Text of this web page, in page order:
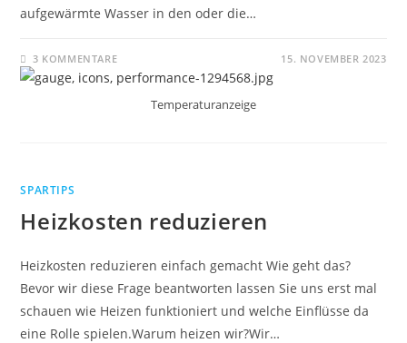
aufgewärmte Wasser in den oder die…
3 KOMMENTARE 15. NOVEMBER 2023
Temperaturanzeige
SPARTIPS
Heizkosten reduzieren
Heizkosten reduzieren einfach gemacht Wie geht das?
Bevor wir diese Frage beantworten lassen Sie uns erst mal
schauen wie Heizen funktioniert und welche Einflüsse da
eine Rolle spielen.Warum heizen wir?Wir…